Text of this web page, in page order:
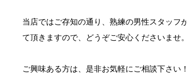
当店ではご存知の通り、熟練の男性スタッフ
て頂きますので、どうぞご安心くださいませ。
ご興味ある方は、是非お気軽にご相談下さい！